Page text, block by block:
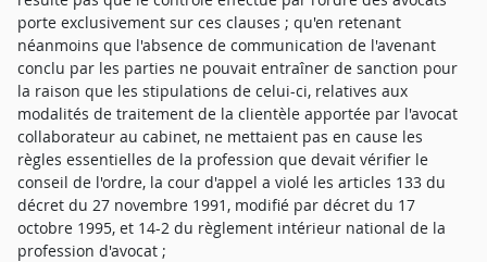
porte exclusivement sur ces clauses ; qu'en retenant
néanmoins que l'absence de communication de l'avenant
conclu par les parties ne pouvait entraîner de sanction pour
la raison que les stipulations de celui-ci, relatives aux
modalités de traitement de la clientèle apportée par l'avocat
collaborateur au cabinet, ne mettaient pas en cause les
règles essentielles de la profession que devait vérifier le
conseil de l'ordre, la cour d'appel a violé les articles 133 du
décret du 27 novembre 1991, modifié par décret du 17
octobre 1995, et 14-2 du règlement intérieur national de la
profession d'avocat ;